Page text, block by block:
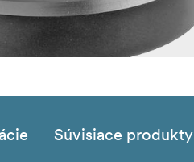
Súvisiace produkty